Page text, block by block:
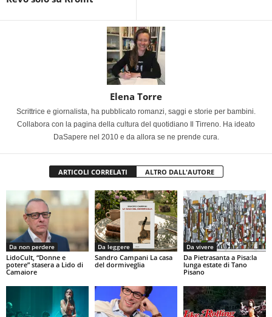
Elena Torre
Scrittrice e giornalista, ha pubblicato romanzi, saggi e storie per bambini.
Collabora con la pagina della cultura del quotidiano Il Tirreno. Ha ideato
DaSapere nel 2010 e da allora se ne prende cura.
ARTICOLI CORRELATI ALTRO DALL'AUTORE
Da non perdere
LidoCult, “Donne e
potere” stasera a Lido di
Camaiore
Da leggere
Sandro Campani La casa
del dormiveglia
Da vivere
Da Pietrasanta a Pisa:la
lunga estate di Tano
Pisano